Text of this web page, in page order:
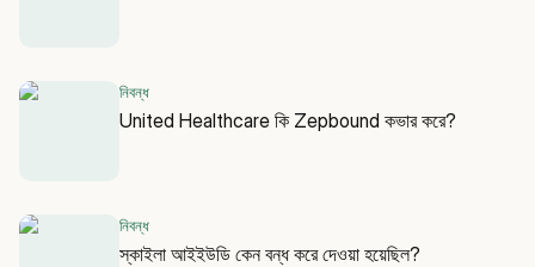
নিবন্ধ
United Healthcare কি Zepbound কভার করে?
নিবন্ধ
স্কাইলা আইইউডি কেন বন্ধ করে দেওয়া হয়েছিল?